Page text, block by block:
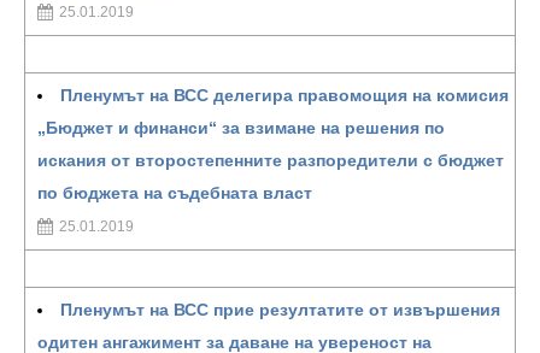
25.01.2019
Пленумът на ВСС делегира правомощия на комисия
„Бюджет и финанси“ за взимане на решения по
искания от второстепенните разпоредители с бюджет
по бюджета на съдебната власт
25.01.2019
Пленумът на ВСС прие резултатите от извършения
одитен ангажимент за даване на увереност на